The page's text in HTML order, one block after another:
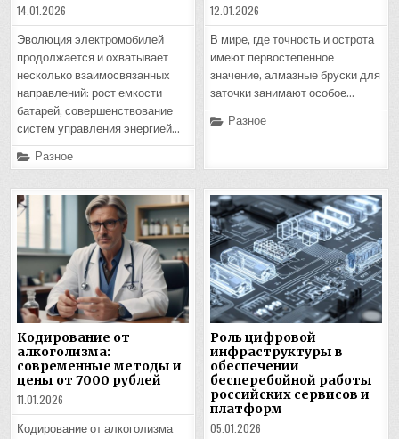
14.01.2026
Эволюция электромобилей
продолжается и охватывает
несколько взаимосвязанных
направлений: рост емкости
батарей, совершенствование
систем управления энергией…
Posted
in
Разное
12.01.2026
В мире, где точность и острота
имеют первостепенное
значение, алмазные бруски для
заточки занимают особое…
Posted
Разное
Кодирование от
алкоголизма:
современные методы и
цены от 7000 рублей
11.01.2026
Кодирование от алкоголизма
Роль цифровой
инфраструктуры в
обеспечении
бесперебойной работы
российских сервисов и
платформ
05.01.2026